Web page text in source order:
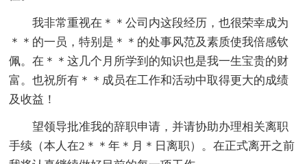
我非常重视在＊＊公司内这段经历，也很荣幸成为
＊＊的一员，特别是＊＊的处事风范及素质使我倍感钦
佩。在＊＊这几个月所学到的知识也是我一生宝贵的财
富。也祝所有＊＊成员在工作和活动中取得更大的成绩
及收益！
望领导批准我的辞职申请，并请协助办理相关离职
手续（本人在2＊＊年＊月＊日离职）。在正式离开之前